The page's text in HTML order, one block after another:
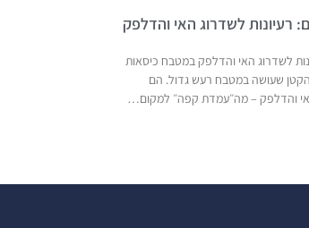
רעיונות לשדרוג האי והדלפק
לשדרוג האי והדלפק במטבח כיסאות
שעושה במטבח רעש גדול. הם
והדלפק – מה״עמדת קפה״ למקום…